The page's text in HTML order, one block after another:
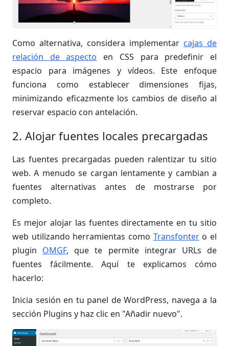
Como alternativa, considera implementar cajas de
relación de aspecto en CSS para predefinir el
espacio para imágenes y vídeos. Este enfoque
funciona como establecer dimensiones fijas,
minimizando eficazmente los cambios de diseño al
reservar espacio con antelación.
2. Alojar fuentes locales precargadas
Las fuentes precargadas pueden ralentizar tu sitio
web. A menudo se cargan lentamente y cambian a
fuentes alternativas antes de mostrarse por
completo.
Es mejor alojar las fuentes directamente en tu sitio
web utilizando herramientas como Transfontero el
plugin OMGF, que te permite integrar URLs de
fuentes fácilmente. Aquí te explicamos cómo
hacerlo:
Inicia sesión en tu panel de WordPress, navega a la
sección Plugins y haz clic en "Añadir nuevo".